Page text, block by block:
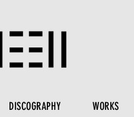
DISCOGRAPHY WORKS